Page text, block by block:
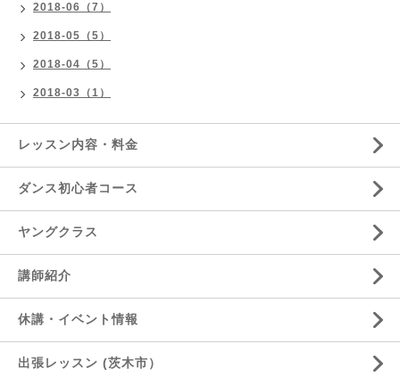
2018-06（7）
2018-05（5）
2018-04（5）
2018-03（1）
レッスン内容・料金
ダンス初心者コース
ヤングクラス
講師紹介
休講・イベント情報
出張レッスン (茨木市）